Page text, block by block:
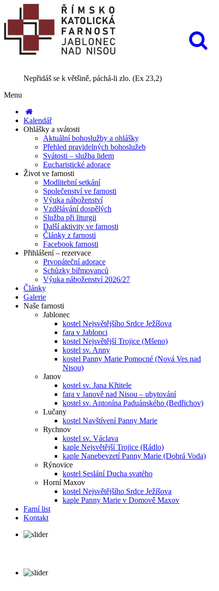
Nepřidáš se k většině, páchá-li zlo. (Ex 23,2)
Menu
Kalendář
Ohlášky a svátosti
Aktuální bohoslužby a ohlášky
Přehled pravidelných bohoslužeb
Svátosti – služba lidem
Eucharistické adorace
Život ve farnosti
Modlitební setkání
Společenství ve farnosti
Výuka náboženství
Vzdělávání dospělých
Služba při liturgii
Další aktivity ve farnosti
Články z farnosti
Facebook farnosti
Přihlášení – rezervace
Prvopáteční adorace
Schůzky biřmovanců
Výuka náboženství 2026/27
Články
Galerie
Naše farnosti
Jablonec
kostel Nejsvětějšího Srdce Ježíšova
fara v Jablonci
kostel Nejsvětější Trojice (Mšeno)
kostel sv. Anny
kostel Panny Marie Pomocné (Nová Ves nad
Nisou)
Janov
kostel sv. Jana Křtitele
fara v Janově nad Nisou – ubytování
kostel sv. Antonína Paduánského (Bedřichov)
Lučany
kostel Navštívení Panny Marie
Rychnov
kostel sv. Václava
kaple Nejsvětější Trojice (Rádlo)
kaple Nanebevzetí Panny Marie (Dobrá Voda)
Rýnovice
kostel Seslání Ducha svatého
Horní Maxov
kostel Nejsvětějšího Srdce Ježíšova
kaple Panny Marie v Domově Maxov
Farní list
Kontakt